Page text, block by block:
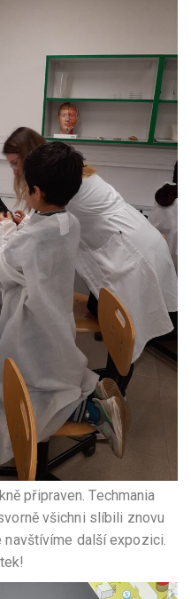
připraven. Techmania
všichni slíbili znovu
další expozici.